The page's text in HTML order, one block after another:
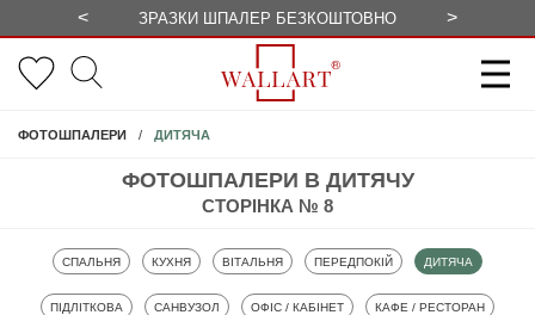
< ЗРАЗКИ ШПАЛЕР БЕЗКОШТОВНО >
ФОТОШПАЛЕРИ В ДИТЯЧУ
СТОРІНКА № 8
ФОТОШПАЛЕРИ ДИТЯЧА
ФОТОШПАЛЕРИ
СПАЛЬНЯ ФОТОШПАЛЕРИ
КУХНЯ ФОТОШПАЛЕРИ
ВІТАЛЬНЯ ФОТОШПАЛЕРИ
ПЕРЕДПОКІЙ ФОТОШПАЛЕРИ
ДИТЯЧА
ФОТОШПАЛЕРИ
ПІДЛІТКОВА ФОТОШПАЛЕРИ
САНВУЗОЛ ФОТОШПАЛЕРИ
ОФІС / КАБІНЕТ ФОТОШПАЛЕРИ
КАФЕ / РЕСТОРАН